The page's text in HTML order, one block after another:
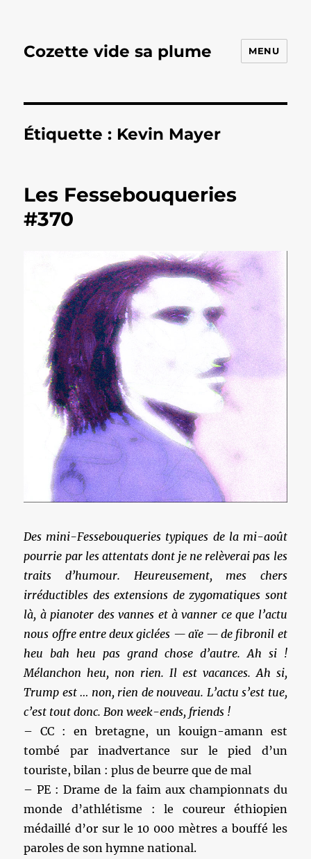
Cozette vide sa plume MENU
Étiquette : Kevin Mayer
Les Fessebouqueries
#370
Des mini-Fessebouqueries typiques de la mi-août
pourrie par les attentats dont je ne relèverai pas les
traits d’humour. Heureusement, mes chers
irréductibles des extensions de zygomatiques sont
là, à pianoter des vannes et à vanner ce que l’actu
nous offre entre deux giclées — aïe — de fibronil et
heu bah heu pas grand chose d’autre. Ah si !
Mélanchon heu, non rien. Il est vacances. Ah si,
Trump est … non, rien de nouveau. L’actu s’est tue,
c’est tout donc. Bon week-ends, friends !
– CC : en bretagne, un kouign-amann est
tombé par inadvertance sur le pied d’un
touriste, bilan : plus de beurre que de mal
– PE : Drame de la faim aux championnats du
monde d’athlétisme : le coureur éthiopien
médaillé d’or sur le 10 000 mètres a bouffé les
paroles de son hymne national.